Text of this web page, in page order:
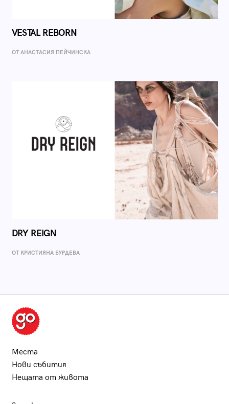
VESTAL REBORN
ОТ AНАСТАСИЯ ПЕЙЧИНСКА
DRY REIGN
ОТ КРИСТИЯНА БУРДЕВА
Места
Нови събития
Нещата от живота